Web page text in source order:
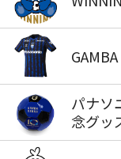
パナソ
念グッ